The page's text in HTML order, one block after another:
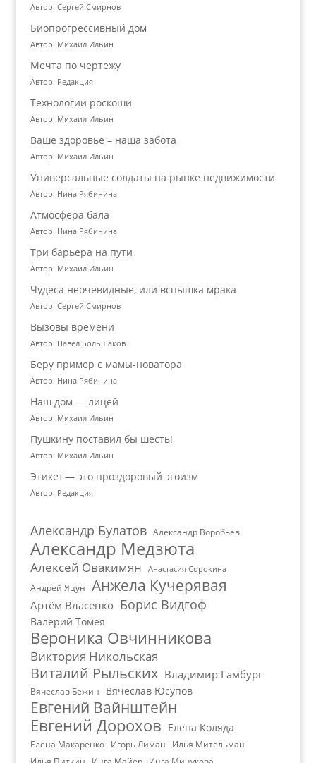
Автор: Сергей Смирнов
Биопрогрессивный дом
Автор: Михаил Ильин
Мечта по чертежу
Автор: Редакция
Технологии роскоши
Автор: Михаил Ильин
Ваше здоровье – наша забота
Автор: Михаил Ильин
Универсальные солдаты на рынке недвижимости
Автор: Нина Рябинина
Атмосфера бала
Автор: Нина Рябинина
Три барьера на пути
Автор: Михаил Ильин
Чудеса неочевидные, или вспышка мрака
Автор: Сергей Смирнов
Вызовы времени
Автор: Павел Большаков
Беру пример с мамы-новатора
Автор: Нина Рябинина
Наш дом — лицей
Автор: Михаил Ильин
Пушкину поставил бы шесть!
Автор: Михаил Ильин
Этикет — это проздоровый эгоизм
Автор: Редакция
Александр Булатов Александр Воробьёв
Александр Медзюта
Алексей Овакимян Анастасия Сорокина
Андрей Яцун Анжела Кучерявая
Артём Власенко Борис Видгоф
Валерий Томея
Вероника Овчинникова
Виктория Никольская
Виталий Рыльских Владимир Гамбург
Вячеслав Бежин Вячеслав Юсупов
Евгений Вайнштейн
Евгений Дорохов Елена Коляда
Елена Макаренко Игорь Лиман
Илья Мительман